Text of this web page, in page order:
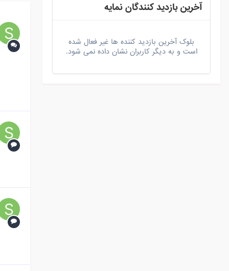
آخرین بازدید کنندگان نمایه
بلوک آخرین بازدید کننده ها غیر فعال شده
است و به دیگر کاربران نشان داده نمی شود.